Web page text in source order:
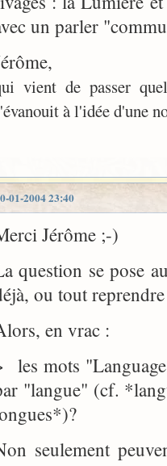
un parler
vient de passer
à l'idée d'une
01-2004 23:40
Jérôme ;-)
question se pose
ou tout
en vrac :
les mots
"langue" (cf.
seulement